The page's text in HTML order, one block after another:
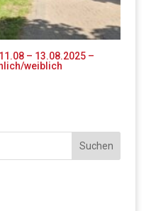
– 13.08.2025 –
weiblich
Suchen